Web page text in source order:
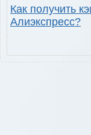
Как получить
Алиэкспресс?